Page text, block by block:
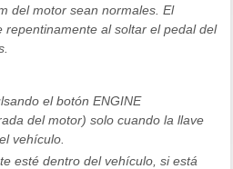
del motor sean normales. El
al soltar el pedal del
el botón ENGINE
del motor) solo cuando la llave
vehículo.
esté dentro del vehículo, si está